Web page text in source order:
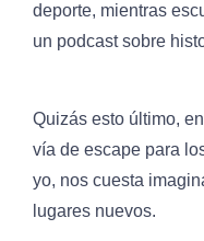
deporte, mientras
un podcast sobre
Quizás esto último,
vía de escape para
yo, nos cuesta
lugares nuevos.